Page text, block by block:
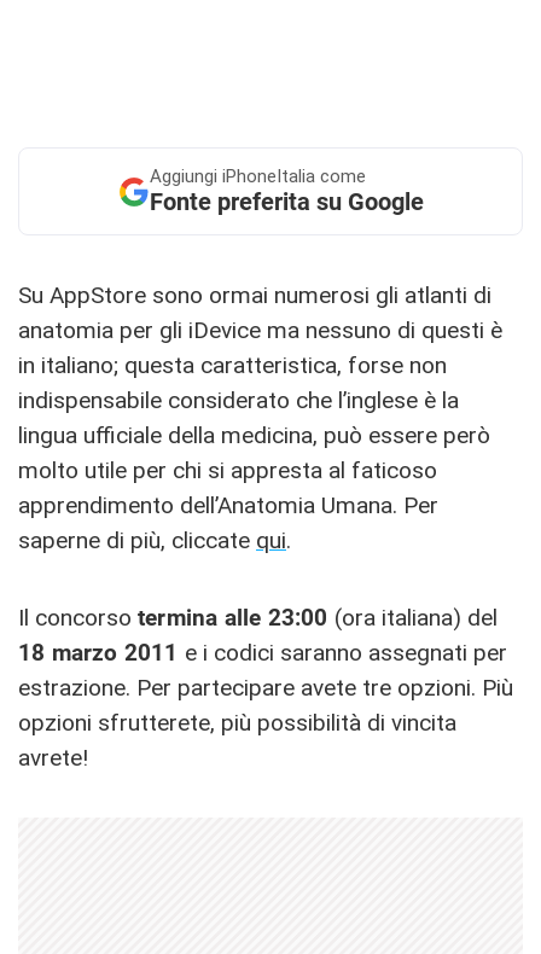
Aggiungi iPhoneItalia come
Fonte preferita su Google
Su AppStore sono ormai numerosi gli atlanti di
anatomia per gli iDevice ma nessuno di questi è
in italiano; questa caratteristica, forse non
indispensabile considerato che l’inglese è la
lingua ufficiale della medicina, può essere però
molto utile per chi si appresta al faticoso
apprendimento dell’Anatomia Umana. Per
saperne di più, cliccate qui.
Il concorso termina alle 23:00 (ora italiana) del
18 marzo 2011 e i codici saranno assegnati per
estrazione. Per partecipare avete tre opzioni. Più
opzioni sfrutterete, più possibilità di vincita
avrete!